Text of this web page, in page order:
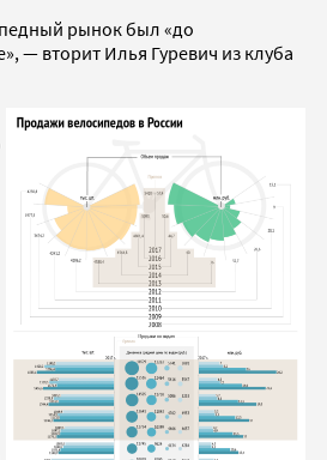
рынок был «до
— вторит Илья Гуревич из клуба